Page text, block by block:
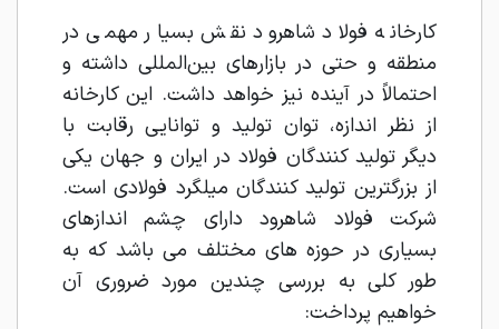
کارخانه فولاد شاهرود نقش بسیار مهمی در
منطقه و حتی در بازارهای بین‌المللی داشته و
احتمالاً در آینده نیز خواهد داشت. این کارخانه
از نظر اندازه، توان تولید و توانایی رقابت با
دیگر تولید کنندگان فولاد در ایران و جهان یکی
از بزرگترین‌ تولید کنندگان میلگرد فولادی است.
شرکت فولاد شاهرود دارای چشم اندازهای
بسیاری در حوزه های مختلف می باشد که به
طور کلی به بررسی چندین مورد ضروری آن
خواهیم پرداخت: